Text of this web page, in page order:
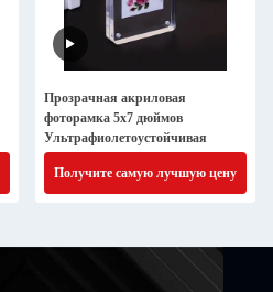
Прозрачная акриловая
фоторамка 5x7 дюймов
Ультрафиолетоустойчивая
Получите самую лучшую цену